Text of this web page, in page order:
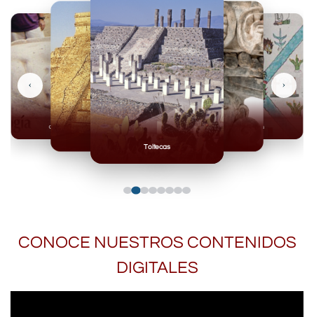
Toltecas
Mexicas
Olmecas
‹ ›
CONOCE NUESTROS CONTENIDOS
DIGITALES